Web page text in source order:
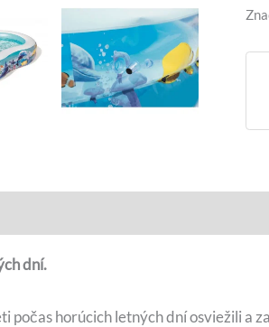
dní.
počas horúcich letných dní osviežili a